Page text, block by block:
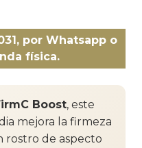
por Whatsapp o
física.
Boost, este
mejora la firmeza
rostro de aspecto